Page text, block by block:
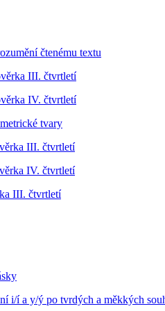
čtenému textu
III. čtvrtletí
IV. čtvrtletí
tvary
III. čtvrtletí
IV. čtvrtletí
III. čtvrtletí
i/í a y/ý po tvrdých a měkkých